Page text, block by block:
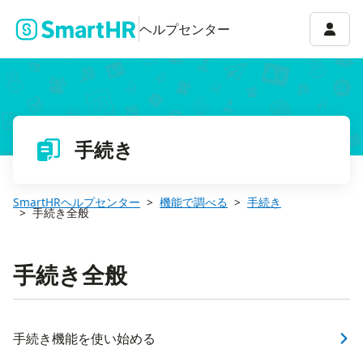
ヘルプセンター アカ
手続き
SmartHRヘルプセンター 機能で調べる 手続き
手続き全般
手続き全般
手続き機能を使い始める